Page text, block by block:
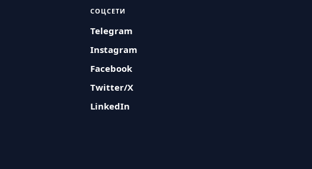
СОЦСЕТИ
Telegram
Instagram
Facebook
Twitter/X
LinkedIn